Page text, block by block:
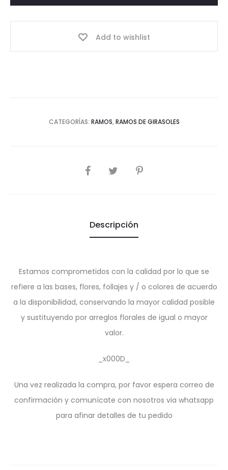
Add to wishlist
CATEGORÍAS: RAMOS, RAMOS DE GIRASOLES
SHARE
Descripción
Estamos comprometidos con la calidad por lo que se
refiere a las bases, flores, follajes y / o colores de acuerdo
a la disponibilidad, conservando la mayor calidad posible
y sustituyendo por arreglos florales de igual o mayor
valor.
_x000D_
Una vez realizada la compra, por favor espera correo de
confirmación y comunícate con nosotros via whatsapp
para afinar detalles de tu pedido